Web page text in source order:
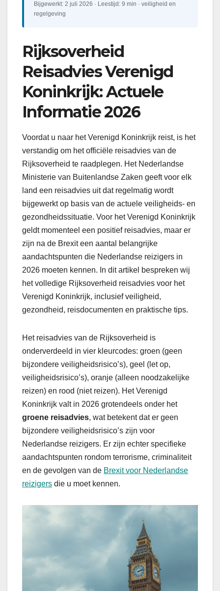
Bijgewerkt: 2 juli 2026 · Leestijd: 9 min · veiligheid en
regelgeving
Rijksoverheid
Reisadvies Verenigd
Koninkrijk: Actuele
Informatie 2026
Voordat u naar het Verenigd Koninkrijk reist, is het
verstandig om het officiële reisadvies van de
Rijksoverheid te raadplegen. Het Nederlandse
Ministerie van Buitenlandse Zaken geeft voor elk
land een reisadvies uit dat regelmatig wordt
bijgewerkt op basis van de actuele veiligheids- en
gezondheidssituatie. Voor het Verenigd Koninkrijk
geldt momenteel een positief reisadvies, maar er
zijn na de Brexit een aantal belangrijke
aandachtspunten die Nederlandse reizigers in
2026 moeten kennen. In dit artikel bespreken wij
het volledige Rijksoverheid reisadvies voor het
Verenigd Koninkrijk, inclusief veiligheid,
gezondheid, reisdocumenten en praktische tips.
Het reisadvies van de Rijksoverheid is
onderverdeeld in vier kleurcodes: groen (geen
bijzondere veiligheidsrisico’s), geel (let op,
veiligheidsrisico’s), oranje (alleen noodzakelijke
reizen) en rood (niet reizen). Het Verenigd
Koninkrijk valt in 2026 grotendeels onder het
groene reisadvies, wat betekent dat er geen
bijzondere veiligheidsrisico’s zijn voor
Nederlandse reizigers. Er zijn echter specifieke
aandachtspunten rondom terrorisme, criminaliteit
en de gevolgen van de Brexit voor Nederlandse
reizigers die u moet kennen.